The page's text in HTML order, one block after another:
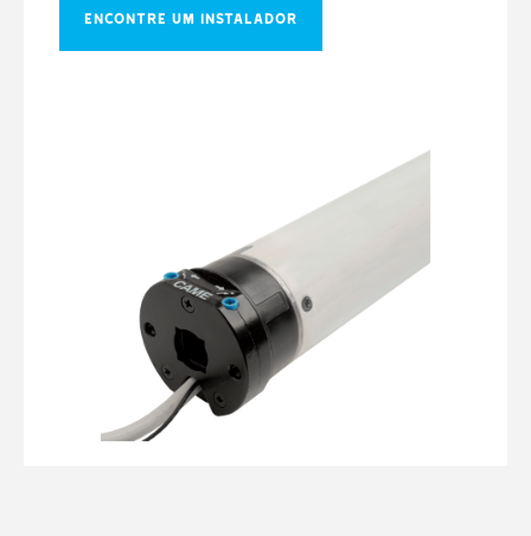
ENCONTRE UM INSTALADOR